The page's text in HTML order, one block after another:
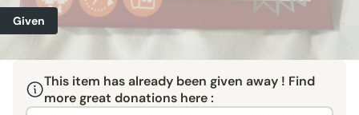
Given
This item has already been given away ! Find
more great donations here :